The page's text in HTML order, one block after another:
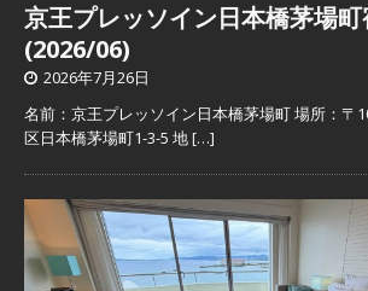
京王プレッソイン日本橋茅場
(2026/06)
2026年7月26日
名前：京王プレッソイン日本橋茅場町 場所：〒
区日本橋茅場町1-3-5 地[…]